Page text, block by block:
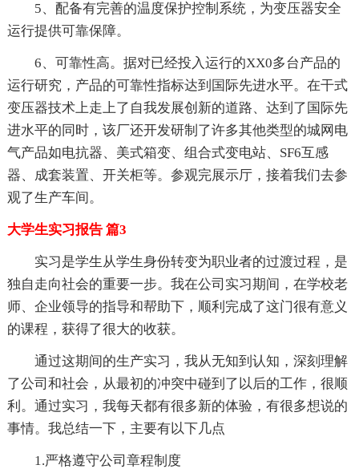
5、配备有完善的温度保护控制系统，为变压器安全
运行提供可靠保障。
6、可靠性高。据对已经投入运行的XX0多台产品的
运行研究，产品的可靠性指标达到国际先进水平。在干式
变压器技术上走上了自我发展创新的道路、达到了国际先
进水平的同时，该厂还开发研制了许多其他类型的城网电
气产品如电抗器、美式箱变、组合式变电站、SF6互感
器、成套装置、开关柜等。参观完展示厅，接着我们去参
观了生产车间。
大学生实习报告 篇3
实习是学生从学生身份转变为职业者的过渡过程，是
独自走向社会的重要一步。我在公司实习期间，在学校老
师、企业领导的指导和帮助下，顺利完成了这门很有意义
的课程，获得了很大的收获。
通过这期间的生产实习，我从无知到认知，深刻理解
了公司和社会，从最初的冲突中碰到了以后的工作，很顺
利。通过实习，我每天都有很多新的体验，有很多想说的
事情。我总结一下，主要有以下几点
1.严格遵守公司章程制度